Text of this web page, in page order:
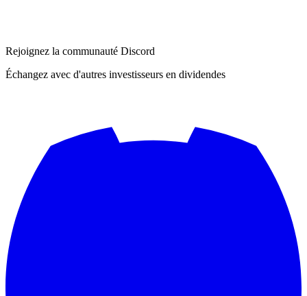
Rejoignez la communauté Discord
Échangez avec d'autres investisseurs en dividendes